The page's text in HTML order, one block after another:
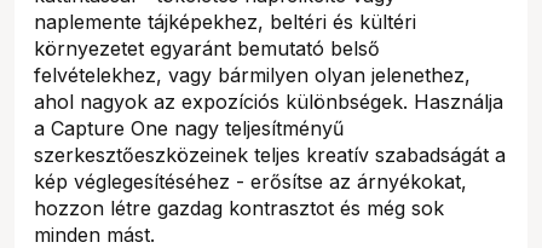
naplemente tájképekhez, beltéri és kültéri
környezetet egyaránt bemutató belső
felvételekhez, vagy bármilyen olyan jelenethez,
ahol nagyok az expozíciós különbségek. Használja
a Capture One nagy teljesítményű
szerkesztőeszközeinek teljes kreatív szabadságát a
kép véglegesítéséhez - erősítse az árnyékokat,
hozzon létre gazdag kontrasztot és még sok
minden mást.